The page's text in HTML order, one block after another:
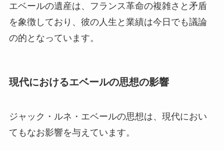
エベールの遺産は、フランス革命の複雑さと矛盾
を象徴しており、彼の人生と業績は今日でも議論
の的となっています。
現代におけるエベールの思想の影響
ジャック・ルネ・エベールの思想は、現代におい
てもなお影響を与えています。